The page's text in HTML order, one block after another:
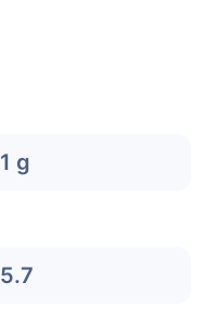
1 g
5.7